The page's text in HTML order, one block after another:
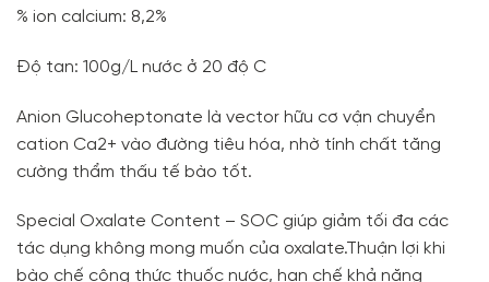
% ion calcium: 8,2%
Độ tan: 100g/L nước ở 20 độ C
Anion Glucoheptonate là vector hữu cơ vận chuyển
cation Ca2+ vào đường tiêu hóa, nhờ tính chất tăng
cường thẩm thấu tế bào tốt.
Special Oxalate Content – SOC giúp giảm tối đa các
tác dụng không mong muốn của oxalate.Thuận lợi khi
bào chế công thức thuốc nước, hạn chế khả năng